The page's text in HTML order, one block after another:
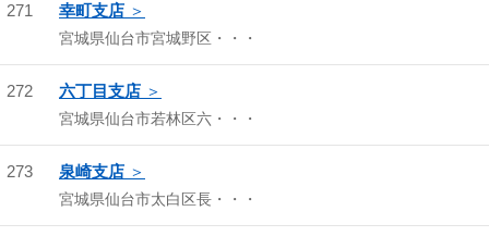
271 幸町支店
宮城県仙台市宮城野区・・・
272 六丁目支店
宮城県仙台市若林区六・・・
273 泉崎支店
宮城県仙台市太白区長・・・